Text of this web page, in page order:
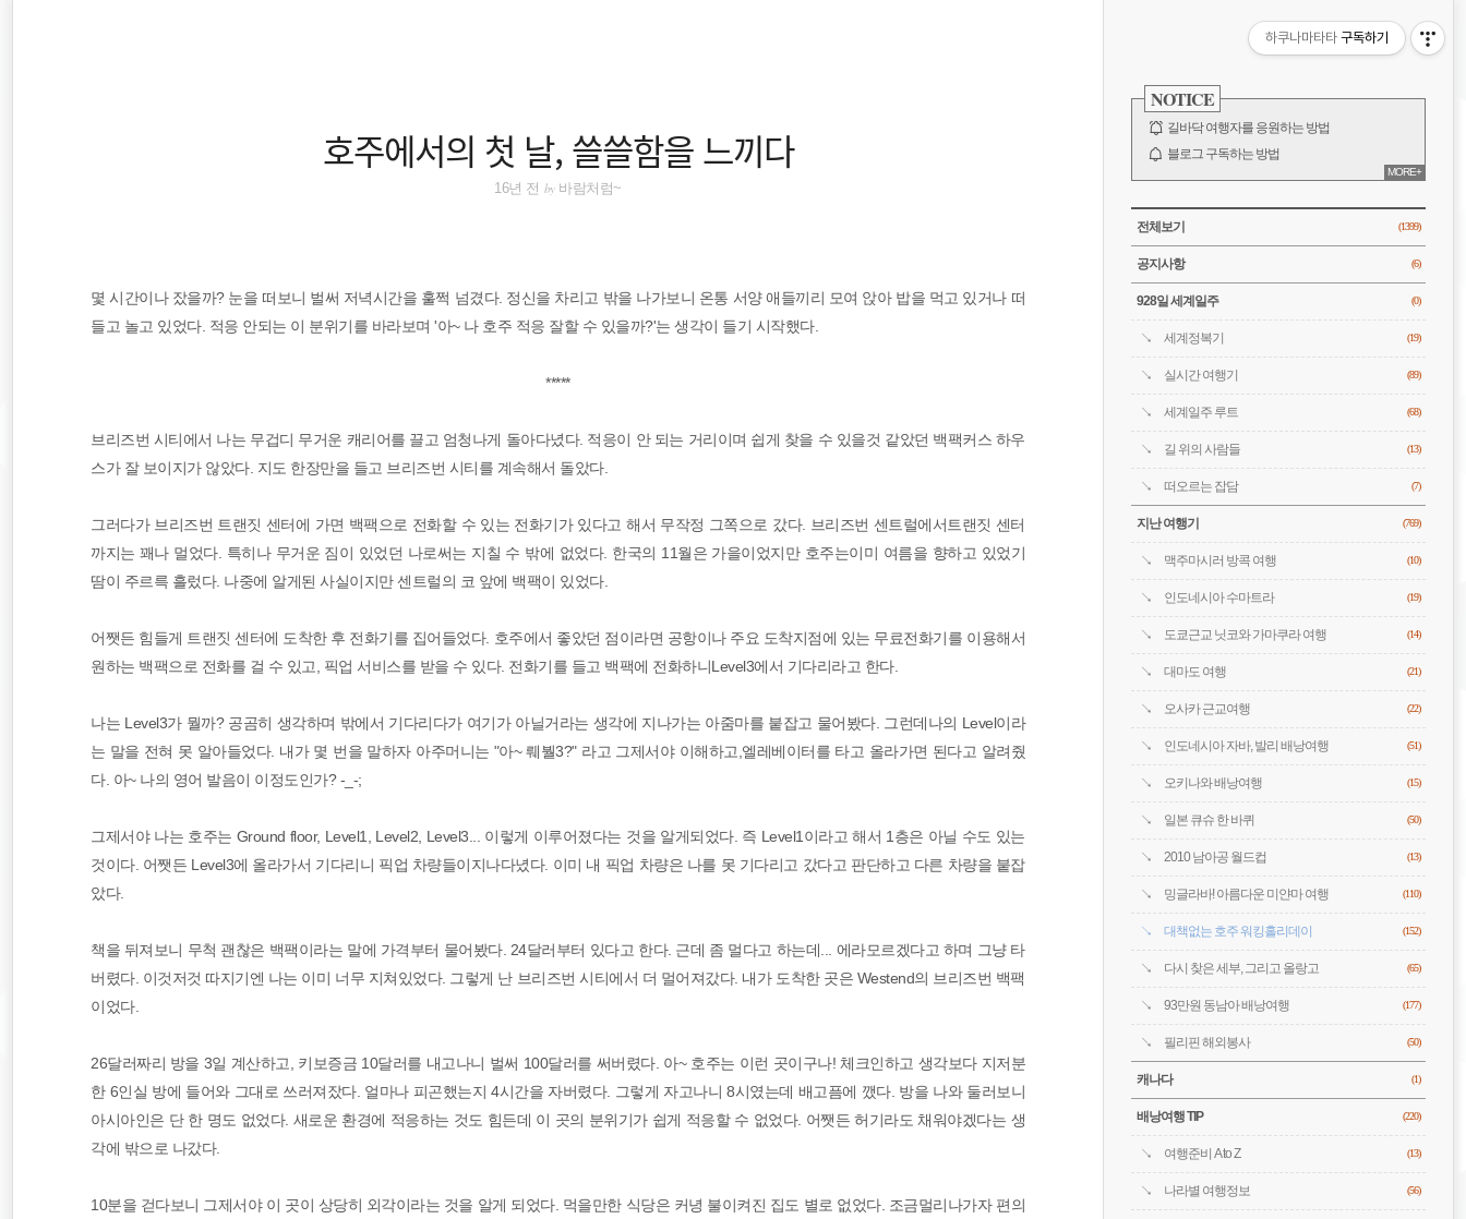
::
호주에서의 첫 날, 쓸쓸함을 느끼다
16년 전 by바람처럼~
몇 시간이나 잤을까? 눈을 떠보니 벌써 저녁시간을 훌쩍 넘겼다. 정신을 차리고 밖을 나가보니 온통 서양 애들끼리 모여 앉아 밥을 먹고 있거나 떠
들고 놀고 있었다. 적응 안되는 이 분위기를 바라보며 '아~ 나 호주 적응 잘할 수 있을까?'는 생각이 들기 시작했다.
*****
브리즈번 시티에서 나는 무겁디 무거운 캐리어를 끌고 엄청나게 돌아다녔다. 적응이 안 되는 거리이며 쉽게 찾을 수 있을것 같았던 백팩커스 하우
스가 잘 보이지가 않았다. 지도 한장만을 들고 브리즈번 시티를 계속해서 돌았다.
그러다가 브리즈번 트랜짓 센터에 가면 백팩으로 전화할 수 있는 전화기가 있다고 해서 무작정 그쪽으로 갔다. 브리즈번 센트럴에서트랜짓 센터
까지는 꽤나 멀었다. 특히나 무거운 짐이 있었던 나로써는 지칠 수 밖에 없었다. 한국의 11월은 가을이었지만 호주는이미 여름을 향하고 있었기
땀이 주르륵 흘렀다. 나중에 알게된 사실이지만 센트럴의 코 앞에 백팩이 있었다.
어쨋든 힘들게 트랜짓 센터에 도착한 후 전화기를 집어들었다. 호주에서 좋았던 점이라면 공항이나 주요 도착지점에 있는 무료전화기를 이용해서
원하는 백팩으로 전화를 걸 수 있고, 픽업 서비스를 받을 수 있다. 전화기를 들고 백팩에 전화하니Level3에서 기다리라고 한다.
나는 Level3가 뭘까? 공곰히 생각하며 밖에서 기다리다가 여기가 아닐거라는 생각에 지나가는 아줌마를 붙잡고 물어봤다. 그런데나의 Level이라
는 말을 전혀 못 알아들었다. 내가 몇 번을 말하자 아주머니는 "아~ 뤠붤3?" 라고 그제서야 이해하고,엘레베이터를 타고 올라가면 된다고 알려줬
다. 아~ 나의 영어 발음이 이정도인가? -_-;
그제서야 나는 호주는 Ground floor, Level1, Level2, Level3... 이렇게 이루어졌다는 것을 알게되었다. 즉 Level1이라고 해서 1층은 아닐 수도 있는
것이다. 어쨋든 Level3에 올라가서 기다리니 픽업 차량들이지나다녔다. 이미 내 픽업 차량은 나를 못 기다리고 갔다고 판단하고 다른 차량을 붙잡
았다.
책을 뒤져보니 무척 괜찮은 백팩이라는 말에 가격부터 물어봤다. 24달러부터 있다고 한다. 근데 좀 멀다고 하는데... 에라모르겠다고 하며 그냥 타
버렸다. 이것저것 따지기엔 나는 이미 너무 지쳐있었다. 그렇게 난 브리즈번 시티에서 더 멀어져갔다. 내가 도착한 곳은 Westend의 브리즈번 백팩
이었다.
26달러짜리 방을 3일 계산하고, 키보증금 10달러를 내고나니 벌써 100달러를 써버렸다. 아~ 호주는 이런 곳이구나! 체크인하고 생각보다 지저분
한 6인실 방에 들어와 그대로 쓰러져잤다. 얼마나 피곤했는지 4시간을 자버렸다. 그렇게 자고나니 8시였는데 배고픔에 깼다. 방을 나와 둘러보니
아시아인은 단 한 명도 없었다. 새로운 환경에 적응하는 것도 힘든데 이 곳의 분위기가 쉽게 적응할 수 없었다. 어쨋든 허기라도 채워야겠다는 생
각에 밖으로 나갔다.
10분을 걷다보니 그제서야 이 곳이 상당히 외각이라는 것을 알게 되었다. 먹을만한 식당은 커녕 불이켜진 집도 별로 없었다. 조금멀리나가자 편의
NOTICE
길바닥 여행자를 응원하는 방법
블로그 구독하는 방법
바람처럼은 누구?
전체 보기
MORE+
CATEGORY
전체보기 (1399)
공지사항 (6)
928일 세계일주 (0)
세계정복기 (19)
실시간 여행기 (89)
세계일주 루트 (68)
길 위의 사람들 (13)
떠오르는 잡담 (7)
지난 여행기 (769)
맥주마시러 방콕 여행 (10)
인도네시아 수마트라 (19)
도쿄근교 닛코와 가마쿠라 여행 (14)
대마도 여행 (21)
오사카 근교여행 (22)
인도네시아 자바, 발리 배낭여행 (51)
오키나와 배낭여행 (15)
일본 큐슈 한 바퀴 (50)
2010 남아공 월드컵 (13)
밍글라바! 아름다운 미얀마 여행 (110)
대책없는 호주 워킹홀리데이 (152)
다시 찾은 세부, 그리고 올랑고 (65)
93만원 동남아 배낭여행 (177)
필리핀 해외봉사 (50)
캐나다 (1)
배낭여행 TIP (220)
여행준비 A to Z (13)
나라별 여행정보 (56)
동남아시아
세계일주
오스트레일리아
동남아 배낭여행
하쿠나마타타 구독하기